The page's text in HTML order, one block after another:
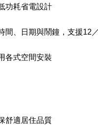
功耗省電設計
間、日期與鬧鐘，支援12
各式空間安裝
舒適居住品質